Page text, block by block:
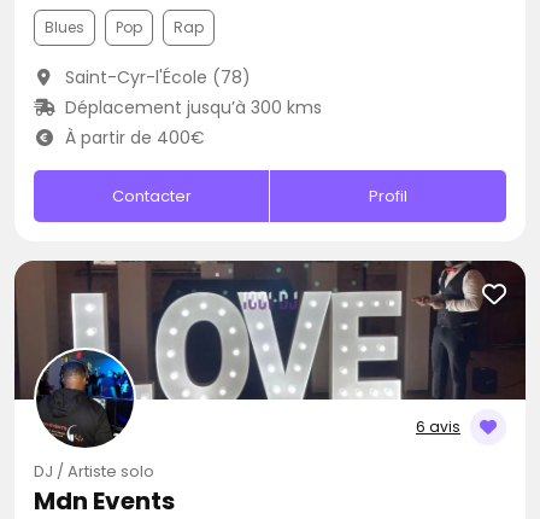
Blues Pop Rap
Saint-Cyr-l'École (78)
Déplacement jusqu’à 300 kms
À partir de 400€
Contacter Profil
6 avis
DJ / Artiste solo
Mdn Events